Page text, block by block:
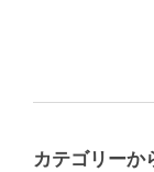
カテゴリーか